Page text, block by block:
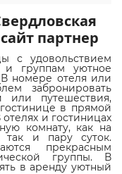
партнер
с удовольствием
и группам уютное
номере отеля или
забронировать
или путешествия,
в прямой
и гостиницах
комнату, как на
так и пару суток.
прекрасным
группы. В
в аренду уютный